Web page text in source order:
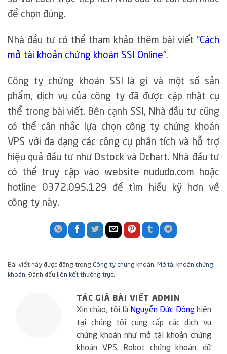
để chọn đúng.
Nhà đầu tư có thể tham khảo thêm bài viết “Cách
mở tài khoản chứng khoán SSI Online“.
Công ty chứng khoán SSI là gì và một số sản
phẩm, dịch vụ của công ty đã được cập nhật cụ
thể trong bài viết. Bên cạnh SSI, Nhà đầu tư cũng
có thể cân nhắc lựa chọn công ty chứng khoán
VPS với đa dạng các công cụ phân tích và hỗ trợ
hiệu quả đầu tư như Dstock và Dchart. Nhà đầu tư
có thể truy cập vào website nududo.com hoặc
hotline 0372.095.129 để tìm hiểu kỹ hơn về
công ty này.
Bài viết này được đăng trong Công ty chứng khoán, Mở tài khoản chứng
khoán. Đánh dấu liên kết thường trực.
TÁC GIẢ BÀI VIẾT ADMIN
Xin chào, tôi là Nguyễn Đức Đônghiện
tại chúng tôi cung cấp các dịch vụ
chứng khoán như mở tài khoản chứng
khoán VPS, Robot chứng khoán, dữ